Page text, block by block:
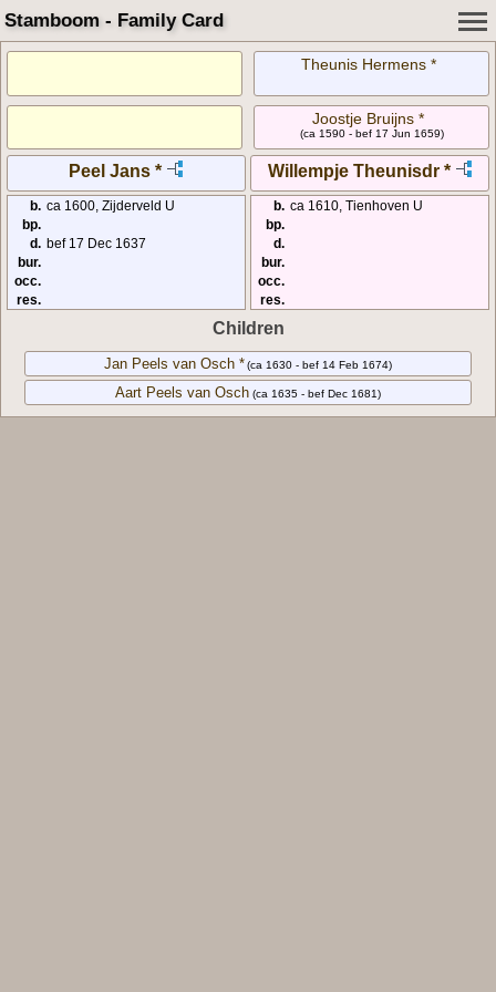
Stamboom - Family Card
Theunis Hermens *
Joostje Bruijns *
(ca 1590 - bef 17 Jun 1659)
Peel Jans * Willempje Theunisdr *
b. ca 1600, Zijderveld U
bp.
d. bef 17 Dec 1637
bur.
occ.
res.
b. ca 1610, Tienhoven U
bp.
d.
bur.
occ.
res.
Children
Jan Peels van Osch *(ca 1630 - bef 14 Feb 1674)
Aart Peels van Osch (ca 1635 - bef Dec 1681)